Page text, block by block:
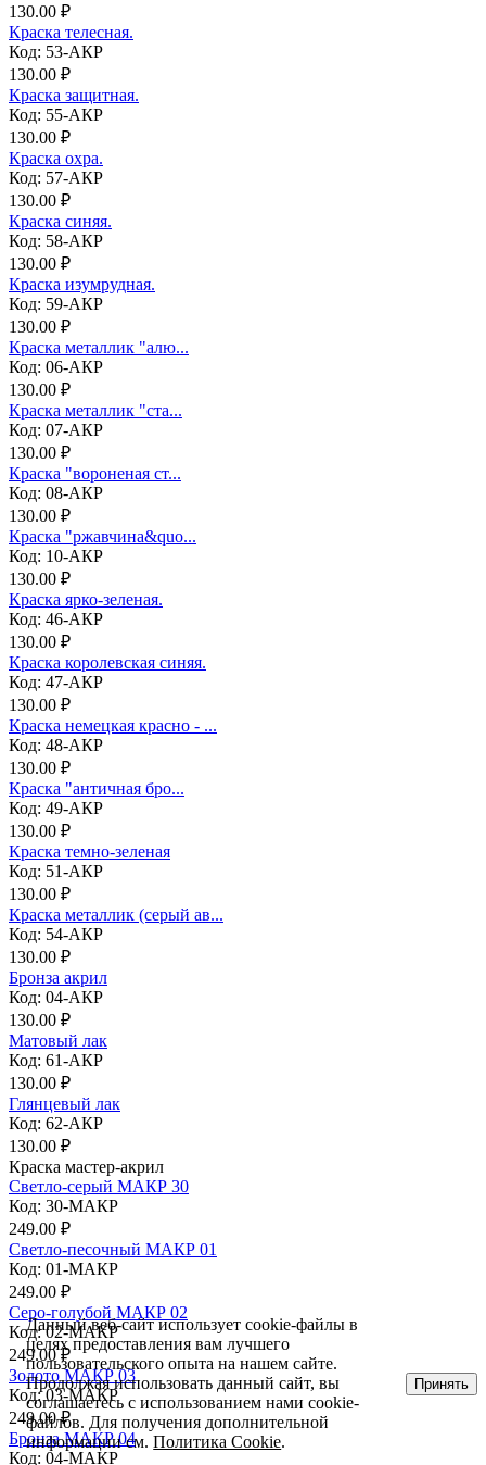
130.00 ₽
Краска телесная.
Код: 53-АКР
130.00 ₽
Краска защитная.
Код: 55-АКР
130.00 ₽
Краска охра.
Код: 57-АКР
130.00 ₽
Краска синяя.
Код: 58-АКР
130.00 ₽
Краска изумрудная.
Код: 59-АКР
130.00 ₽
Краска металлик "алю...
Код: 06-АКР
130.00 ₽
Краска металлик "ста...
Код: 07-АКР
130.00 ₽
Краска "вороненая ст...
Код: 08-АКР
130.00 ₽
Краска "ржавчина&quo...
Код: 10-АКР
130.00 ₽
Краска ярко-зеленая.
Код: 46-АКР
130.00 ₽
Краска королевская синяя.
Код: 47-АКР
130.00 ₽
Краска немецкая красно - ...
Код: 48-АКР
130.00 ₽
Краска "античная бро...
Код: 49-АКР
130.00 ₽
Краска темно-зеленая
Код: 51-АКР
130.00 ₽
Краска металлик (серый ав...
Код: 54-АКР
130.00 ₽
Бронза акрил
Код: 04-АКР
130.00 ₽
Матовый лак
Код: 61-АКР
130.00 ₽
Глянцевый лак
Код: 62-АКР
130.00 ₽
Краска мастер-акрил
Светло-серый МАКР 30
Код: 30-МАКР
249.00 ₽
Светло-песочный МАКР 01
Код: 01-МАКР
249.00 ₽
Серо-голубой МАКР 02
Код: 02-МАКР
249.00 ₽
Золото МАКР 03
Код: 03-МАКР
249.00 ₽
Бронза МАКР 04
Код: 04-МАКР
Данный веб-сайт использует cookie-файлы в
целях предоставления вам лучшего
пользовательского опыта на нашем сайте.
Продолжая использовать данный сайт, вы
соглашаетесь с использованием нами cookie-
файлов. Для получения дополнительной
информации см.Политика Cookie.
Принять